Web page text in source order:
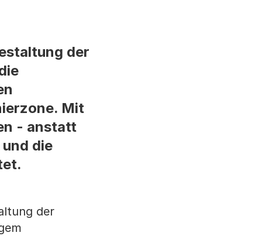
der
Mit
- anstatt
die
der